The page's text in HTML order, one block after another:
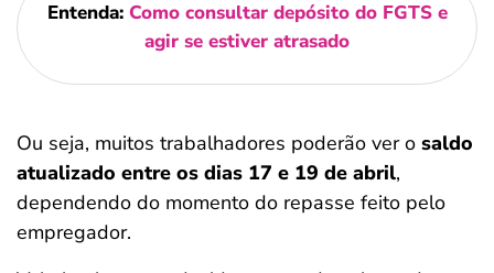
Entenda: Como consultar depósito do FGTS e
agir se estiver atrasado
Ou seja, muitos trabalhadores poderão ver o saldo
atualizado entre os dias 17 e 19 de abril,
dependendo do momento do repasse feito pelo
empregador.